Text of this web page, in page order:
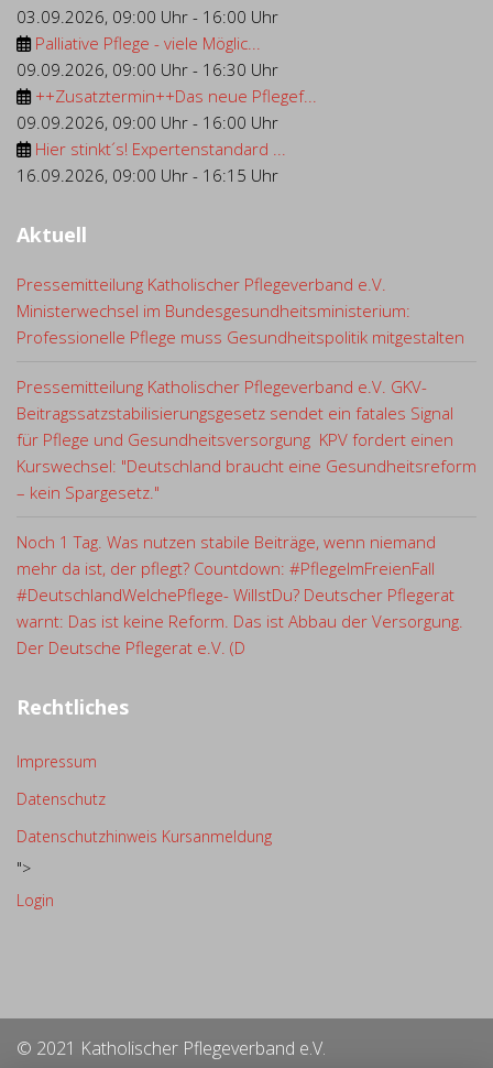
03.09.2026, 09:00 Uhr - 16:00 Uhr
Palliative Pflege - viele Möglic...
09.09.2026, 09:00 Uhr - 16:30 Uhr
++Zusatztermin++Das neue Pflegef...
09.09.2026, 09:00 Uhr - 16:00 Uhr
Hier stinkt´s! Expertenstandard ...
16.09.2026, 09:00 Uhr - 16:15 Uhr
Aktuell
Pressemitteilung Katholischer Pflegeverband e.V.
Ministerwechsel im Bundesgesundheitsministerium:
Professionelle Pflege muss Gesundheitspolitik mitgestalten
Pressemitteilung Katholischer Pflegeverband e.V. GKV-
Beitragssatzstabilisierungsgesetz sendet ein fatales Signal
für Pflege und Gesundheitsversorgung KPV fordert einen
Kurswechsel: "Deutschland braucht eine Gesundheitsreform
– kein Spargesetz."
Noch 1 Tag. Was nutzen stabile Beiträge, wenn niemand
mehr da ist, der pflegt? Countdown: #PflegeImFreienFall
#DeutschlandWelchePflege- WillstDu? Deutscher Pflegerat
warnt: Das ist keine Reform. Das ist Abbau der Versorgung.
Der Deutsche Pflegerat e.V. (D
Rechtliches
Impressum
Datenschutz
Datenschutzhinweis Kursanmeldung
">
Login
© 2021 Katholischer Pflegeverband e.V.